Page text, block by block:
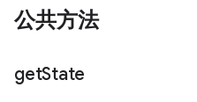
公共方法
getState